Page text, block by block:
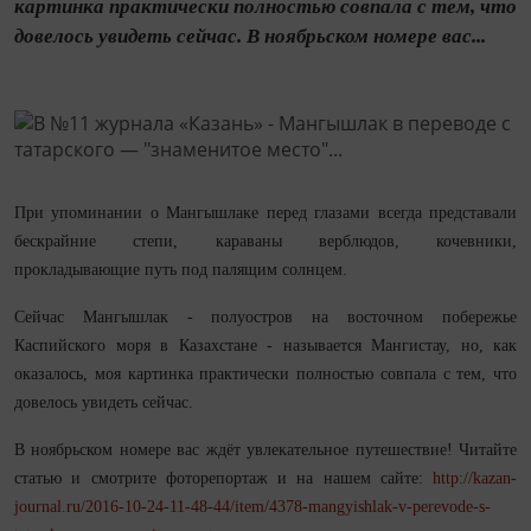
картинка практически полностью совпала с тем, что
довелось увидеть сейчас. В ноябрьском номере вас...
При упоминании о Мангышлаке перед глазами всегда представали
бескрайние степи, караваны верблюдов, кочевники,
прокладывающие путь под палящим солнцем.
Сейчас Мангышлак - полуостров на восточном побережье
Каспийского моря в Казахстане - называется Мангистау, но, как
оказалось, моя картинка практически полностью совпала с тем, что
довелось увидеть сейчас.
В ноябрьском номере вас ждёт увлекательное путешествие! Читайте
статью и смотрите фоторепортаж и на нашем сайте: http://kazan-
journal.ru/2016-10-24-11-48-44/item/4378-mangyishlak-v-perevode-s-